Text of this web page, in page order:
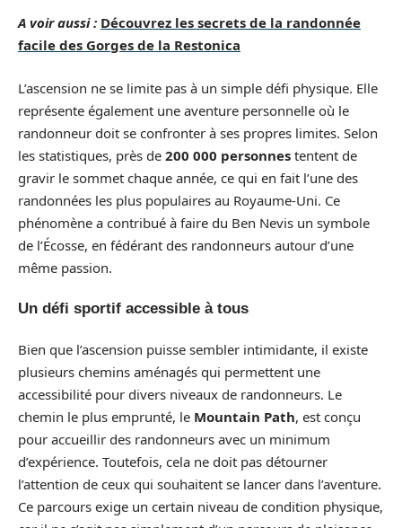
A voir aussi : Découvrez les secrets de la randonnée
facile des Gorges de la Restonica
L’ascension ne se limite pas à un simple défi physique. Elle
représente également une aventure personnelle où le
randonneur doit se confronter à ses propres limites. Selon
les statistiques, près de 200 000 personnes tentent de
gravir le sommet chaque année, ce qui en fait l’une des
randonnées les plus populaires au Royaume-Uni. Ce
phénomène a contribué à faire du Ben Nevis un symbole
de l’Écosse, en fédérant des randonneurs autour d’une
même passion.
Un défi sportif accessible à tous
Bien que l’ascension puisse sembler intimidante, il existe
plusieurs chemins aménagés qui permettent une
accessibilité pour divers niveaux de randonneurs. Le
chemin le plus emprunté, le Mountain Path, est conçu
pour accueillir des randonneurs avec un minimum
d’expérience. Toutefois, cela ne doit pas détourner
l’attention de ceux qui souhaitent se lancer dans l’aventure.
Ce parcours exige un certain niveau de condition physique,